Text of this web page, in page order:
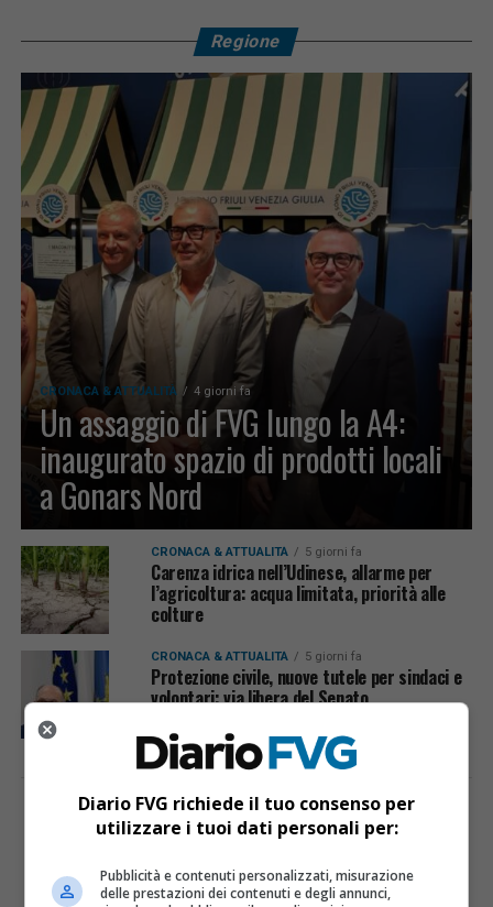
Regione
CRONACA & ATTUALITÀ 4 giorni fa
Un assaggio di FVG lungo la A4:
inaugurato spazio di prodotti locali
a Gonars Nord
CRONACA & ATTUALITÀ 5 giorni fa
Carenza idrica nell’Udinese, allarme per
l’agricoltura: acqua limitata, priorità alle
colture
CRONACA & ATTUALITÀ 5 giorni fa
Protezione civile, nuove tutele per sindaci e
volontari: via libera del Senato
PUBBLICITÀ
Diario FVG richiede il tuo consenso per
utilizzare i tuoi dati personali per:
Pubblicità e contenuti personalizzati, misurazione
delle prestazioni dei contenuti e degli annunci,